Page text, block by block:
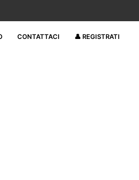
CONTATTACI 👤 REGISTRATI